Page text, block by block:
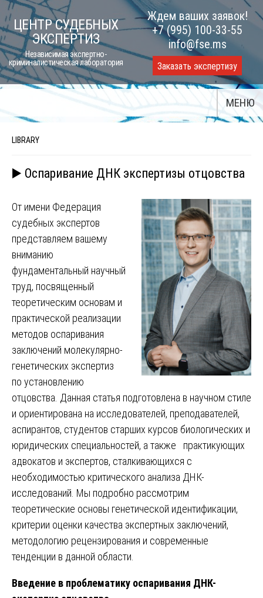
Skip
to
content
ЦЕНТР СУДЕБНЫХ
ЭКСПЕРТИЗ
Независимая экспертно-
криминалистическая лаборатория
Ждем ваших заявок!
+7 (995) 100-33-55
info@fse.ms
Заказать экспертизу
МЕНЮ
LIBRARY
▶️ Оспаривание ДНК экспертизы отцовства
От имени Федерация
судебных экспертов
представляем вашему
вниманию
фундаментальный научный
труд, посвященный
теоретическим основам и
практической реализации
методов оспаривания
заключений молекулярно-
генетических экспертиз
по установлению
отцовства. Данная статья подготовлена в научном стиле
и ориентирована на исследователей, преподавателей,
аспирантов, студентов старших курсов биологических и
юридических специальностей, а также практикующих
адвокатов и экспертов, сталкивающихся с
необходимостью критического анализа ДНК-
исследований. Мы подробно рассмотрим
теоретические основы генетической идентификации,
критерии оценки качества экспертных заключений,
методологию рецензирования и современные
тенденции в данной области.
Введение в проблематику оспаривания ДНК-